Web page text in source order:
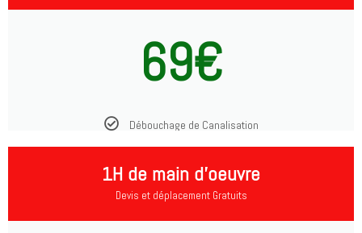
69€
Débouchage de Canalisation
1H de main d'oeuvre
Devis et déplacement Gratuits